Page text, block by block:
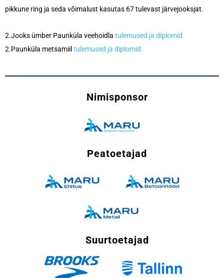
pikkune ring ja seda võimalust kasutas 67 tulevast järvejooksjat.
2.Jooks ümber Paunküla veehoidla tulemused ja diplomid
2.Paunküla metsamiiltulemused ja diplomid
Nimisponsor
Peatoetajad
Suurtoetajad